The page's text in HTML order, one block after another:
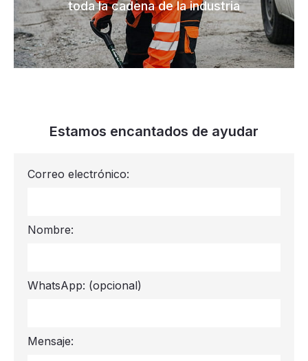
toda la cadena de la industria
Estamos encantados de ayudar
Correo electrónico:
Nombre:
WhatsApp: (opcional)
Mensaje: